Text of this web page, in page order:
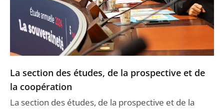
La section des études, de la prospective et de
la coopération
La section des études, de la prospective et de la